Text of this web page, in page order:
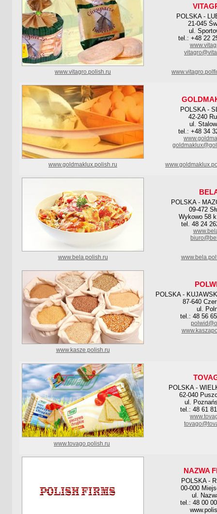
POLSKA -
21-045
ul.
tel.: +48 22
www.vitagro.polish.ru
POLSKA -
42-240
ul.
tel.: +48 34
www.goldmaklux.polish.ru
POLSKA -
09-472
Wykowo 58
tel. 48 24
www.bela.polish.ru
POLSKA -
87-640
ul.
tel.: 48 56
www.kasze.polish.ru
POLSKA -
62-040
ul.
tel.: 48 61
www.tovago.polish.ru
NAZWA
POLSKA -
00-000
ul.
tel.: 48 00